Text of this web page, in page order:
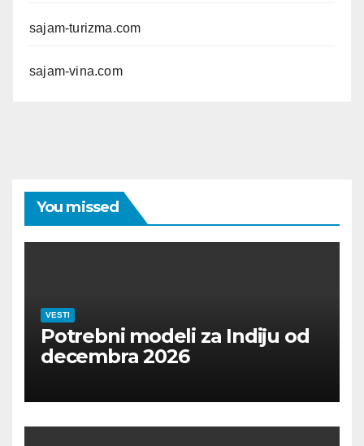
sajam-turizma.com
sajam-vina.com
You missed
VESTI
Potrebni modeli za Indiju od
decembra 2026